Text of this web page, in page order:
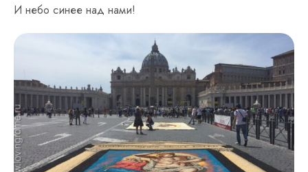
И небо синее над нами!